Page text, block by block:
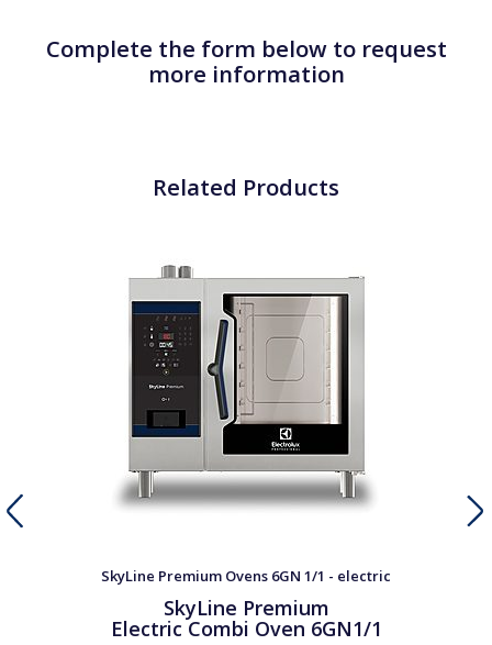
Complete the form below to request
more information
Related Products
SkyLine Premium Ovens 6GN 1/1 - electric
SkyLine Premium
Electric Combi Oven 6GN1/1